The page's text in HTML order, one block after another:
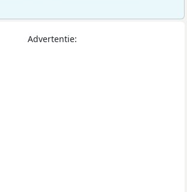
Advertentie: